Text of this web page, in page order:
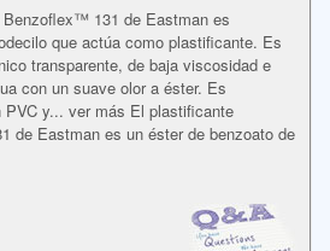
131 de Eastman es
que actúa como plastificante. Es
transparente, de baja viscosidad e
con un suave olor a éster. Es
PVC y... ver más El plastificante
de Eastman es un éster de benzoato de